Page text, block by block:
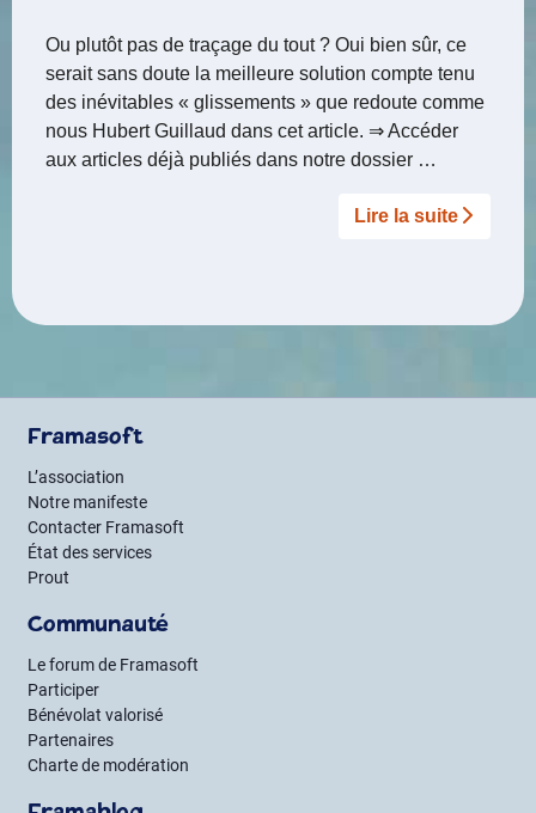
Ou plutôt pas de traçage du tout ? Oui bien sûr, ce
serait sans doute la meilleure solution compte tenu
des inévitables « glissements » que redoute comme
nous Hubert Guillaud dans cet article. ⇒ Accéder
aux articles déjà publiés dans notre dossier …
Lire la suite­­
Framasoft
L’association
Notre manifeste
Contacter Framasoft
État des services
Prout
Communauté
Le forum de Framasoft
Participer
Bénévolat valorisé
Partenaires
Charte de modération